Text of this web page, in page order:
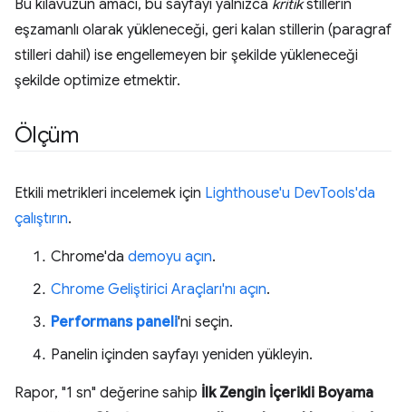
Bu kılavuzun amacı, bu sayfayı yalnızca kritikstillerin
eşzamanlı olarak yükleneceği, geri kalan stillerin (paragraf
stilleri dahil) ise engellemeyen bir şekilde yükleneceği
şekilde optimize etmektir.
Ölçüm
Etkili metrikleri incelemek için Lighthouse'u DevTools'da
çalıştırın.
Chrome'da demoyu açın.
Chrome Geliştirici Araçları'nı açın.
Performans paneli'ni seçin.
Panelin içinden sayfayı yeniden yükleyin.
Rapor, "1 sn" değerine sahip İlk Zengin İçerikli Boyama